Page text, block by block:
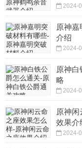
2024-
原神
介绍
2024-
原神
略
2024-
原神
效果介
2024-